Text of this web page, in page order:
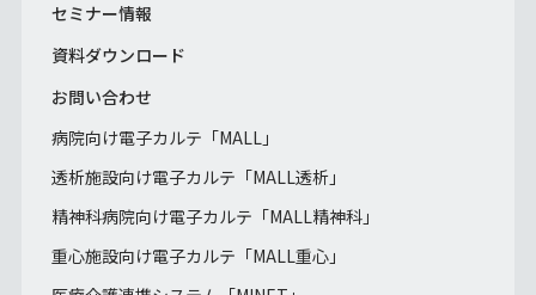
セミナー情報
資料ダウンロード
お問い合わせ
病院向け電子カルテ「MALL」
透析施設向け電子カルテ「MALL透析」
精神科病院向け電子カルテ「MALL精神科」
重心施設向け電子カルテ「MALL重心」